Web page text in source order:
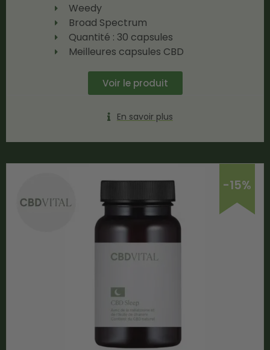
Weedy
Broad Spectrum
Quantité : 30 capsules
Meilleures capsules CBD
Voir le produit
En savoir plus
-15%